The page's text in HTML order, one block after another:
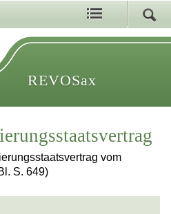
REVOSax
vom
S. 649)